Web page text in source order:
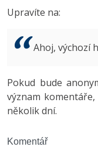
Best
Copywriter
Algoritmy
Umělá
Windows
Fórum
Upravíte na:
Ahoj, výchozí
Pokud bude
význam
několik dní.
Komentář